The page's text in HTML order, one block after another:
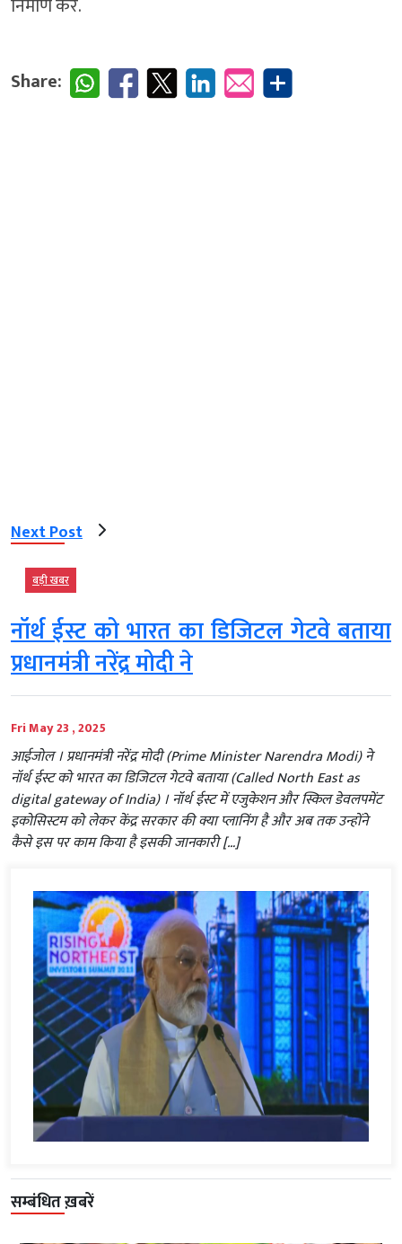
निर्माण करें.
Share:
Next Post
बड़ी खबर
नॉर्थ ईस्ट को भारत का डिजिटल गेटवे बताया
प्रधानमंत्री नरेंद्र मोदी ने
Fri May 23 , 2025
आईजोल । प्रधानमंत्री नरेंद्र मोदी (Prime Minister Narendra Modi) ने
नॉर्थ ईस्ट को भारत का डिजिटल गेटवे बताया (Called North East as
digital gateway of India) । नॉर्थ ईस्ट में एजुकेशन और स्किल डेवलपमेंट
इकोसिस्टम को लेकर केंद्र सरकार की क्या प्लानिंग है और अब तक उन्होंने
कैसे इस पर काम किया है इसकी जानकारी […]
सम्बंधित ख़बरें